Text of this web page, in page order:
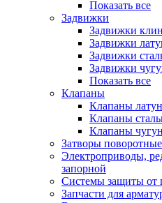
Показать все
Задвижки
Задвижки
Задвижки
Задвижки
Задвижки
Показать все
Клапаны
Клапаны
Клапаны
Клапаны
Затворы поворотные
Электроприводы,
запорной
Системы защиты от
Запчасти для